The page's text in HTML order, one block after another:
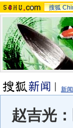
搜狐
新
赵吉光